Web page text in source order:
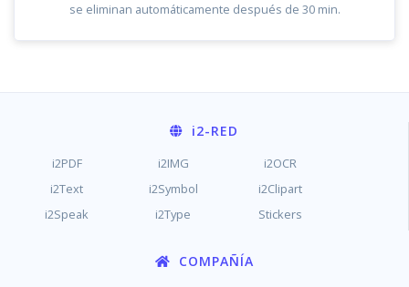
se eliminan automáticamente después de 30 min.
i2-RED
i2PDF i2IMG
i2OCR
i2Text
i2Symbol
i2Clipart
i2Speak
i2Type Stickers
COMPAÑÍA